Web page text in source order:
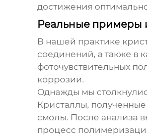
достижения
Реальные примеры
В нашей практике
соединений, а также в
фоточувствительных
коррозии.
Однажды мы
Кристаллы,
смолы. После анализа
процесс